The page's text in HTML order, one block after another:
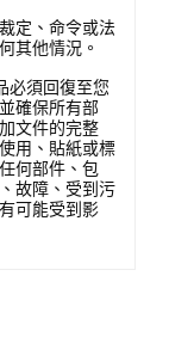
定、命令或法
其他情況。
必須回復至您
確保所有部
文件的完整
用、貼紙或標
何部件、包
故障、受到污
可能受到影